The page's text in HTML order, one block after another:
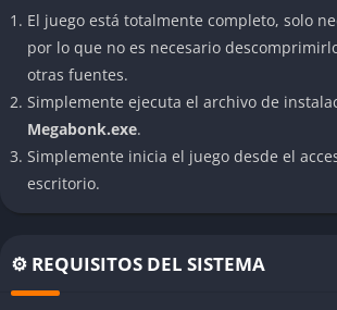
Megabonk ofrece una estructura roguelike
partida es distinta gracias a su sistema de
objetos de rareza variable y enemigos que
oleadas cada vez más agresivas. El jugador
entre distintas mejoras y busca sinergias
estilo de combate, mientras enfrenta un
nunca deja de sorprender.
Diversidad de personajes y objetos
El juego está totalmente completo, solo
por lo que no es necesario
otras fuentes.
Simplemente ejecuta el archivo de
Megabonk.exe.
Simplemente inicia el juego desde el
escritorio.
⚙️ REQUISITOS DEL SISTEMA